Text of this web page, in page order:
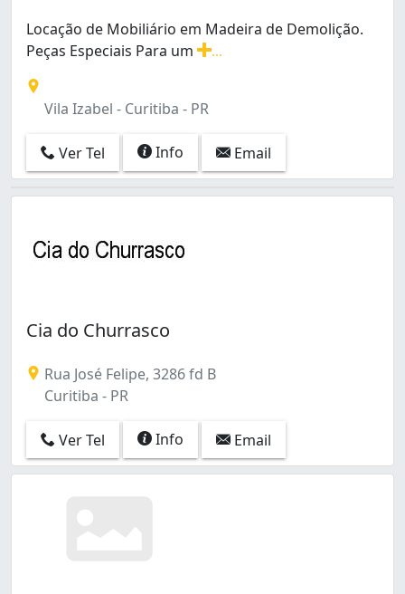
Locação de Mobiliário em Madeira de Demolição.
Peças Especiais Para um
Vila Izabel - Curitiba - PR
Ver Tel Info Email
Cia do Churrasco
Rua José Felipe, 3286 fd B
Curitiba - PR
Ver Tel Info Email